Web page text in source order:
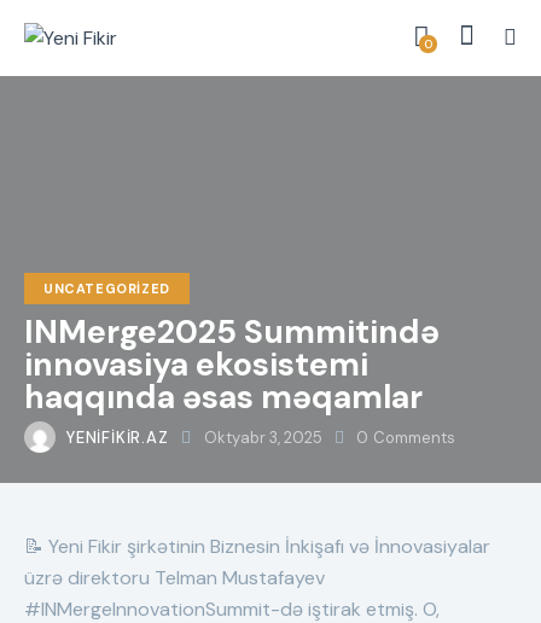
0
UNCATEGORIZED
INMerge2025 Summitində
innovasiya ekosistemi
haqqında əsas məqamlar
YENIFIKIR.AZ Oktyabr 3, 2025 0 Comments
📝 Yeni Fikir şirkətinin Biznesin İnkişafı və İnnovasiyalar
üzrə direktoru Telman Mustafayev
#INMergeInnovationSummit-də iştirak etmiş. O,